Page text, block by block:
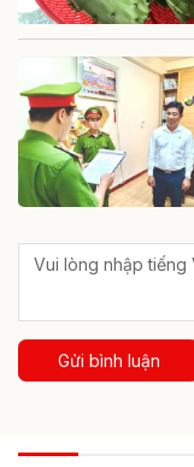
Gửi bình luận